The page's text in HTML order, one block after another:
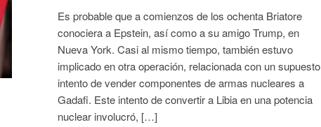
Es probable que a comienzos de los ochenta Briatore
conociera a Epstein, así como a su amigo Trump, en
Nueva York. Casi al mismo tiempo, también estuvo
implicado en otra operación, relacionada con un supuesto
intento de vender componentes de armas nucleares a
Gadafi. Este intento de convertir a Libia en una potencia
nuclear involucró, […]